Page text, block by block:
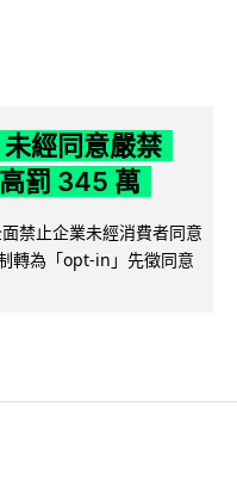
經同意嚴禁
罰 345 萬
禁止企業未經消費者同意
轉為「opt-in」先徵同意